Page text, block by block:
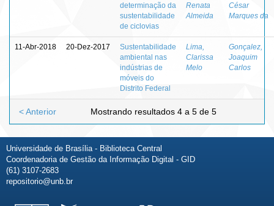
determinação da
sustentabilidade
de ciclovias
Renata
Almeida
César
Marques da
11-Abr-2018 20-Dez-2017
Sustentabilidade
ambiental nas
indústrias de
móveis do
Distrito Federal
Lima,
Clarissa
Melo
Gonçalez,
Joaquim
Carlos
Mostrando resultados 4 a 5 de 5
< Anterior
Universidade de Brasília - Biblioteca Central
Coordenadoria de Gestão da Informação Digital - GID
(61) 3107-2683
repositorio@unb.br